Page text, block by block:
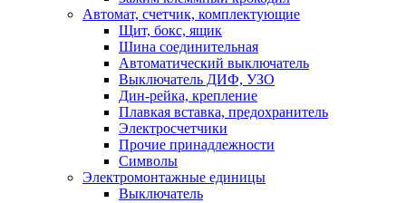
Автомат, счетчик, комплектующие
Щит, бокс, ящик
Шина соединительная
Автоматический выключатель
Выключатель ДИФ, УЗО
Дин-рейка, крепление
Плавкая вставка, предохранитель
Электросчетчики
Прочие принадлежности
Символы
Электромонтажные единицы
Выключатель